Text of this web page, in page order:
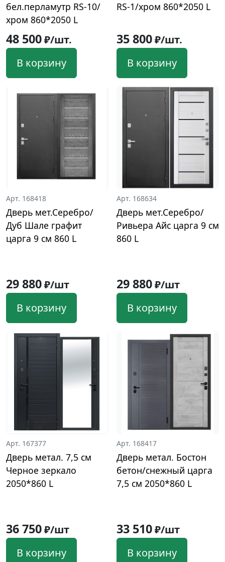
бел.перламутр RS-10/
хром 860*2050 L
48 500₽/шт.
В корзину
RS-1/хром 860*2050 L
35 800₽/шт.
В корзину
Арт. 168418
Дверь мет.Серебро/
Дуб Шале графит
царга 9 см 860 L
29 880₽/шт
В корзину
Арт. 168634
Дверь мет.Серебро/
Ривьера Айс царга 9 см
860 L
29 880₽/шт
В корзину
Арт. 167377
Дверь метал. 7,5 см
Черное зеркало
2050*860 L
36 750₽/шт
В корзину
Арт. 168417
Дверь метал. Бостон
бетон/снежный царга
7,5 см 2050*860 L
33 510₽/шт
В корзину